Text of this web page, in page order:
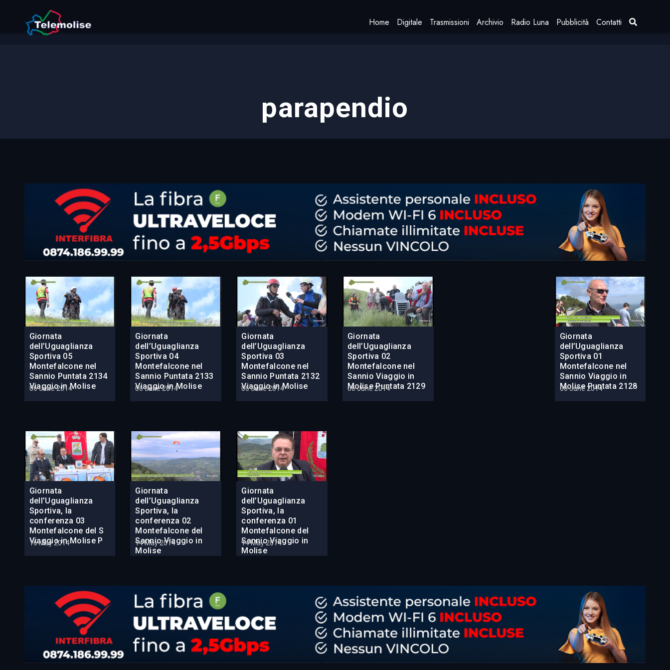
Home Digitale Trasmissioni Archivio Radio Luna Pubblicità Contatti
parapendio
Giornata
dell’Uguaglianza
Sportiva 05
Montefalcone nel
Sannio Puntata 2134
Viaggio in Molise
06 June 2014
Giornata
dell’Uguaglianza
Sportiva 04
Montefalcone nel
Sannio Puntata 2133
Viaggio in Molise
06 June 2014
Giornata
dell’Uguaglianza
Sportiva 03
Montefalcone nel
Sannio Puntata 2132
Viaggio in Molise
06 June 2014
Giornata
dell’Uguaglianza
Sportiva 02
Montefalcone nel
Sannio Viaggio in
Molise Puntata 2129
06 June 2014
Giornata
dell’Uguaglianza
Sportiva 01
Montefalcone nel
Sannio Viaggio in
Molise Puntata 2128
06 June 2014
Giornata
dell’Uguaglianza
Sportiva, la
conferenza 03
Montefalcone del S
Viaggio in Molise P
16 May 2014
Giornata
dell’Uguaglianza
Sportiva, la
conferenza 02
Montefalcone del
Sannio Viaggio in
Molise
14 May 2014
Giornata
dell’Uguaglianza
Sportiva, la
conferenza 01
Montefalcone del
Sannio Viaggio in
Molise
14 May 2014